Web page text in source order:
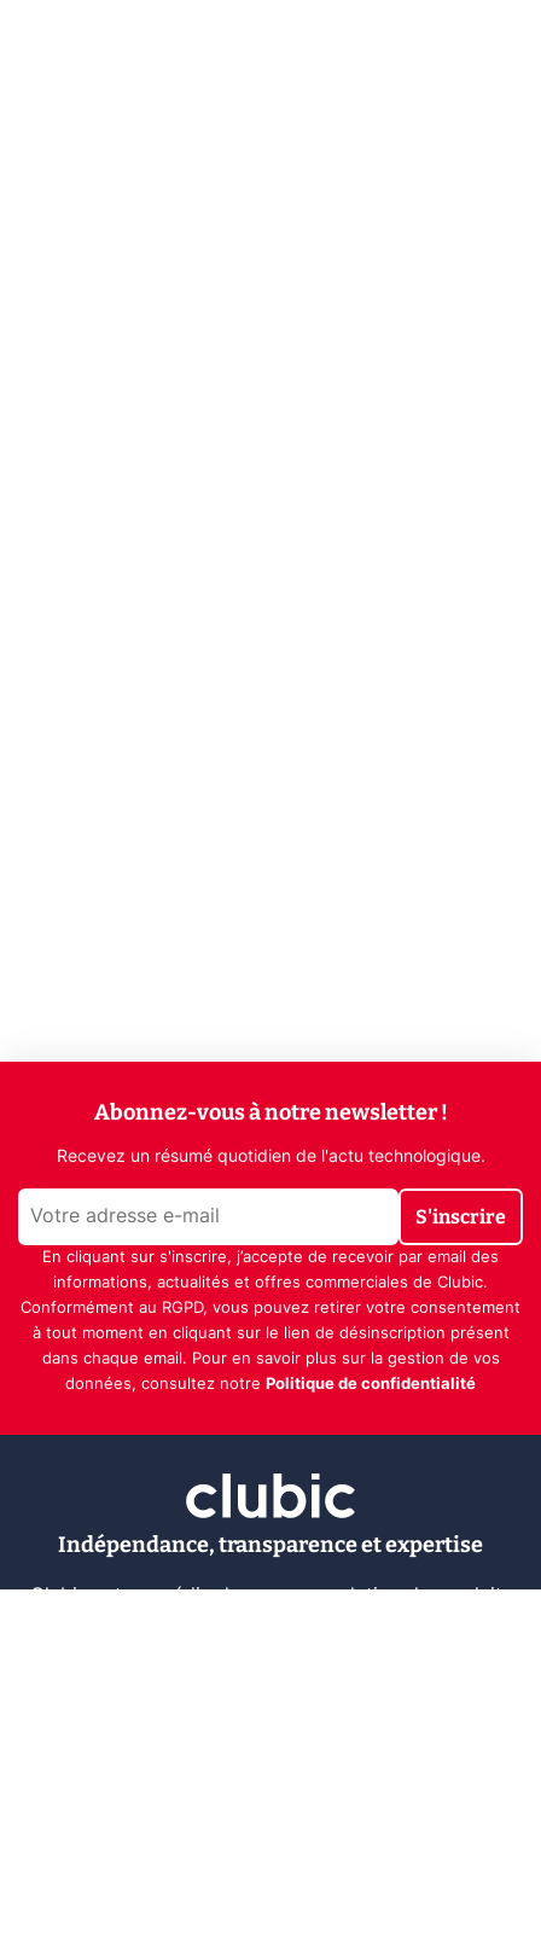
Abonnez-vous à notre newsletter !
Recevez un résumé quotidien de l'actu technologique.
S'inscrire
En cliquant sur s'inscrire, j’accepte de recevoir par email des
informations, actualités et offres commerciales de Clubic.
Conformément au RGPD, vous pouvez retirer votre consentement
à tout moment en cliquant sur le lien de désinscription présent
dans chaque email. Pour en savoir plus sur la gestion de vos
données, consultez notre Politique de confidentialité
Indépendance, transparence et expertise
Clubic est un média de recommandation de produits